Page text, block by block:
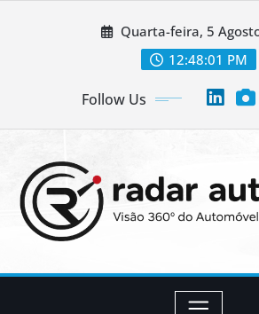
Quarta-feira, 5
12:48:02 PM
Follow Us